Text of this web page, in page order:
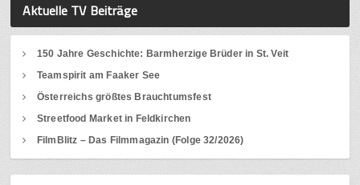
Aktuelle TV Beiträge
150 Jahre Geschichte: Barmherzige Brüder in St. Veit
Teamspirit am Faaker See
Österreichs größtes Brauchtumsfest
Streetfood Market in Feldkirchen
FilmBlitz – Das Filmmagazin (Folge 32/2026)